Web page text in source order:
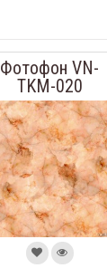
Фотофон VN-
TKM-020